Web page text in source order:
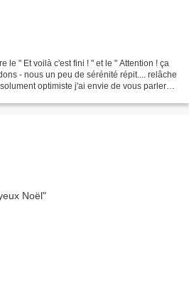
le " Et voilà c'est fini ! " et le " Attention ! ça
- nous un peu de sérénité répit.... relâche
optimiste j'ai envie de vous parler